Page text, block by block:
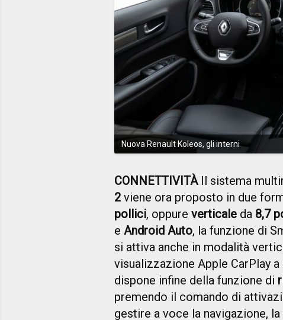
Nuova Renault Koleos, gli interni
CONNETTIVITÀIl sistema
2 viene ora proposto in due
pollici, oppure verticale da 8,7
e Android Auto, la funzione di
si attiva anche in modalità
visualizzazione Apple CarPlay
dispone infine della funzione di
premendo il comando di
gestire a voce la navigazione,